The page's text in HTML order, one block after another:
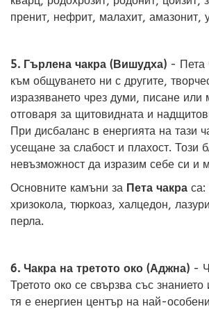
пренит, нефрит, малахит, амазонит,
5. Гърлена чакра (Вишудха) - Пета
към общуването ни с другите,
изразяването чрез думи, писане или
отговаря за щитовидната и
При дисбаланс в енергията на тази
усещане за слабост и плахост. Този
невъзможност да изразим себе си и
Основните камъни за Пета чакра са:
хризокола, тюркоаз, халцедон,
перла.
6. Чакра на третото око (Аджна) -
Третото око се свързва със знанието
тя е енергиен център на най-